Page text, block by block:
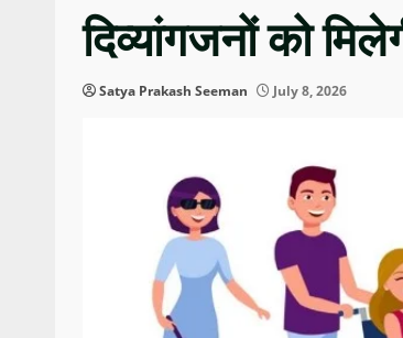
दिव्यांगजनों को
Satya Prakash Seeman July 8, 2026